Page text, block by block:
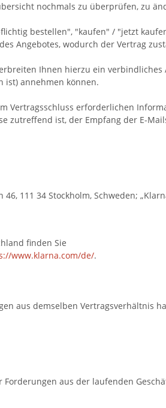
nochmals zu überprüfen, zu
bestellen", "kaufen" / "jetzt
Angebotes, wodurch der Vertrag
Ihnen hierzu ein verbindliches
ist) annehmen können.
erforderlichen
zutreffend ist, der Empfang der E-
111 34 Stockholm, Schweden;
finden Sie
www.klarna.com/de/.
aus demselben Vertragsverhältnis
aus der laufenden